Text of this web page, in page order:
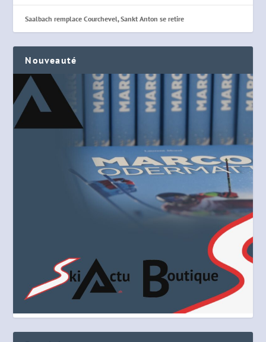
Saalbach remplace Courchevel, Sankt Anton se retire
Nouveauté